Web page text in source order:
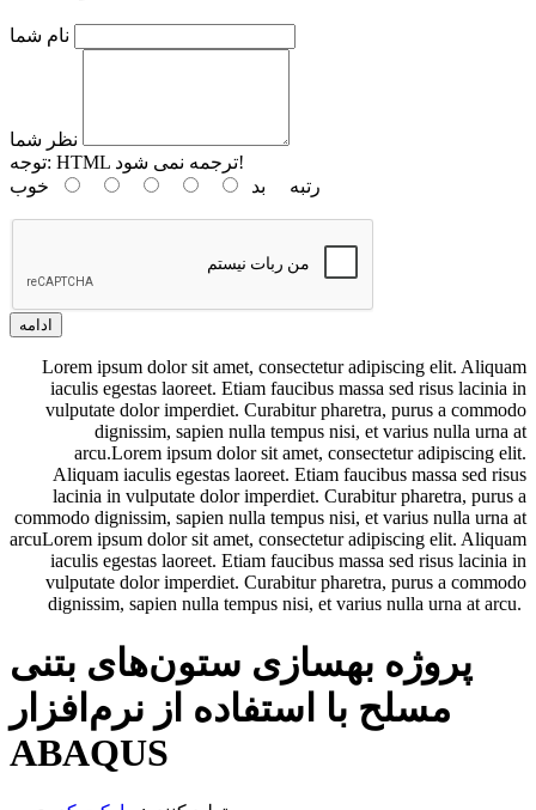
نام شما
نظر شما
توجه:
HTML ترجمه نمی شود!
رتبه بد خوب
ادامه
Lorem ipsum dolor sit amet, consectetur adipiscing elit. Aliquam
iaculis egestas laoreet. Etiam faucibus massa sed risus lacinia in
vulputate dolor imperdiet. Curabitur pharetra, purus a commodo
dignissim, sapien nulla tempus nisi, et varius nulla urna at
arcu.Lorem ipsum dolor sit amet, consectetur adipiscing elit.
Aliquam iaculis egestas laoreet. Etiam faucibus massa sed risus
lacinia in vulputate dolor imperdiet. Curabitur pharetra, purus a
commodo dignissim, sapien nulla tempus nisi, et varius nulla urna at
arcuLorem ipsum dolor sit amet, consectetur adipiscing elit. Aliquam
iaculis egestas laoreet. Etiam faucibus massa sed risus lacinia in
vulputate dolor imperdiet. Curabitur pharetra, purus a commodo
dignissim, sapien nulla tempus nisi, et varius nulla urna at arcu.
پروژه بهسازی ستون‌های بتنی
مسلح با استفاده از نرم‌افزار
ABAQUS